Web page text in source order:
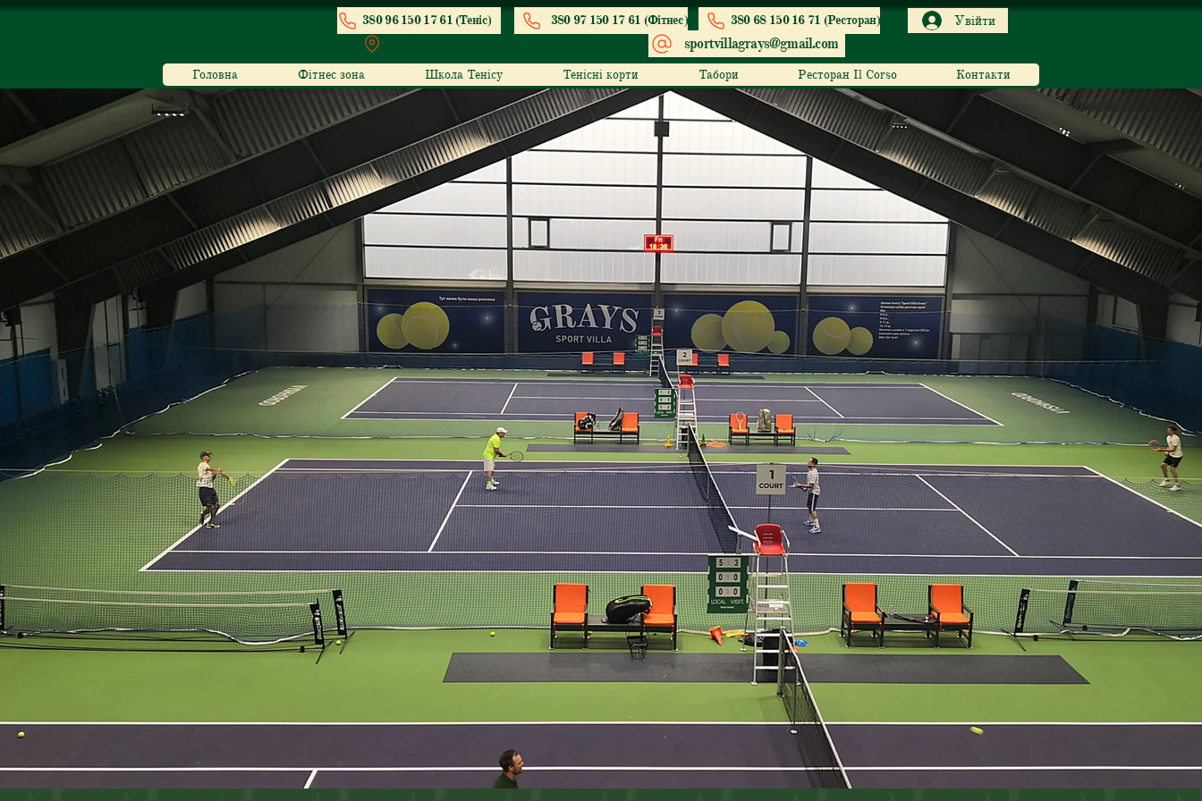
380 96 150 17 61 (Теніс) 380 97 150 17 61 (Фітнес)
sportvillagrays@gmail.com
380 68 150 16 71 (Ресторан) Увійти
Головна Фітнес зона Школа Тенісу Тенісні корти Табори Ресторан Il Corso Контакти